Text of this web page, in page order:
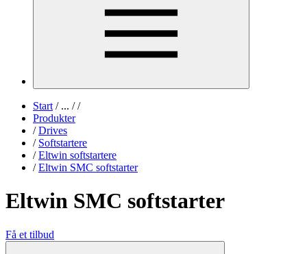
Start /... / /
Produkter
/ Drives
/ Softstartere
/ Eltwin softstartere
/ Eltwin SMC softstarter
Eltwin SMC softstarter
Få et tilbud